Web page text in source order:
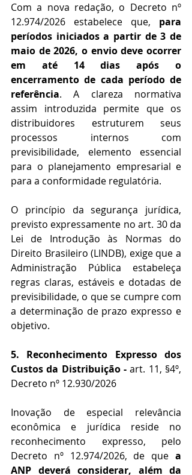
Com a nova redação, o Decreto nº
12.974/2026 estabelece que, para
períodos iniciados a partir de 3 de
maio de 2026, o envio deve ocorrer
em até 14 dias após o
encerramento de cada período de
referência. A clareza normativa
assim introduzida permite que os
distribuidores estruturem seus
processos internos com
previsibilidade, elemento essencial
para o planejamento empresarial e
para a conformidade regulatória.
O princípio da segurança jurídica,
previsto expressamente no art. 30 da
Lei de Introdução às Normas do
Direito Brasileiro (LINDB), exige que a
Administração Pública estabeleça
regras claras, estáveis e dotadas de
previsibilidade, o que se cumpre com
a determinação de prazo expresso e
objetivo.
5. Reconhecimento Expresso dos
Custos da Distribuição - art. 11, §4º,
Decreto nº 12.930/2026
Inovação de especial relevância
econômica e jurídica reside no
reconhecimento expresso, pelo
Decreto nº 12.974/2026, de que a
ANP deverá considerar, além da